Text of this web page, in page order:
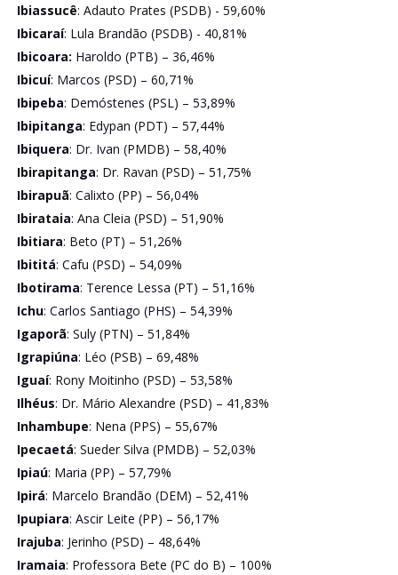
Ibiassucê: Adauto Prates (PSDB) - 59,60%
Ibicaraí: Lula Brandão (PSDB) - 40,81%
Ibicoara: Haroldo (PTB) – 36,46%
Ibicuí: Marcos (PSD) – 60,71%
Ibipeba: Demóstenes (PSL) – 53,89%
Ibipitanga: Edypan (PDT) – 57,44%
Ibiquera: Dr. Ivan (PMDB) – 58,40%
Ibirapitanga: Dr. Ravan (PSD) – 51,75%
Ibirapuã: Calixto (PP) – 56,04%
Ibirataia: Ana Cleia (PSD) – 51,90%
Ibitiara: Beto (PT) – 51,26%
Ibititá: Cafu (PSD) – 54,09%
Ibotirama: Terence Lessa (PT) – 51,16%
Ichu: Carlos Santiago (PHS) – 54,39%
Igaporã: Suly (PTN) – 51,84%
Igrapiúna: Léo (PSB) – 69,48%
Iguaí: Rony Moitinho (PSD) – 53,58%
Ilhéus: Dr. Mário Alexandre (PSD) – 41,83%
Inhambupe: Nena (PPS) – 55,67%
Ipecaetá: Sueder Silva (PMDB) – 52,03%
Ipiaú: Maria (PP) – 57,79%
Ipirá: Marcelo Brandão (DEM) – 52,41%
Ipupiara: Ascir Leite (PP) – 56,17%
Irajuba: Jerinho (PSD) – 48,64%
Iramaia: Professora Bete (PC do B) – 100%